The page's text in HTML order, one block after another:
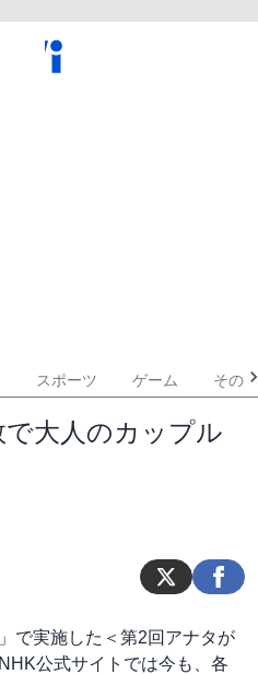
スポーツ ゲーム その他
で大人のカップル
で実施した＜第2回アナタが
公式サイトでは今も、各